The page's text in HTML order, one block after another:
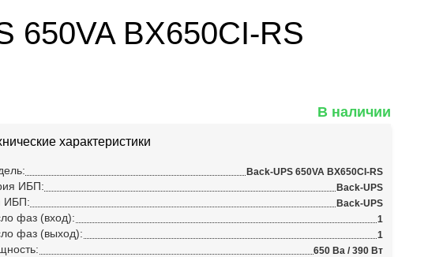
650VA BX650CI-RS
В наличии
характеристики
Back-UPS 650VA BX650CI-RS
ИБП: Back-UPS
ИБП: Back-UPS
фаз (вход): 1
фаз (выход): 1
650 Ва / 390 Вт